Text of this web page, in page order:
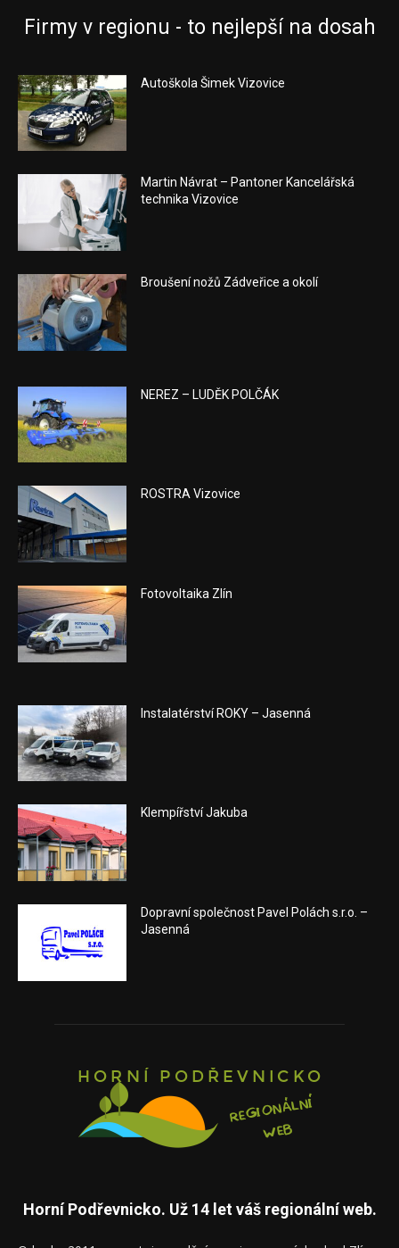
Firmy v regionu - to nejlepší na dosah
Autoškola Šimek Vizovice
Martin Návrat – Pantoner Kancelářská
technika Vizovice
Broušení nožů Zádveřice a okolí
NEREZ – LUDĚK POLČÁK
ROSTRA Vizovice
Fotovoltaika Zlín
Instalatérství ROKY – Jasenná
Klempířství Jakuba
Dopravní společnost Pavel Polách s.r.o. –
Jasenná
Horní Podřevnicko. Už 14 let váš regionální web.